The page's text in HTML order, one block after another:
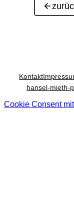
Kontakt
hansel-mieth-
Cookie Consent